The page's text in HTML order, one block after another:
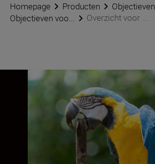
Homepage Producten
Objectieven
Objectieven voo...
Overzicht voor ...